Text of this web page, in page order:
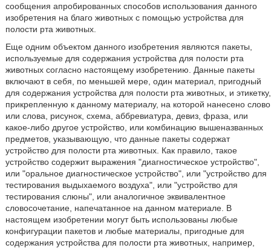
сообщения апробированных способов использования данного
изобретения на благо животных с помощью устройства для
полости рта животных.
Еще одним объектом данного изобретения являются пакеты,
используемые для содержания устройства для полости рта
животных согласно настоящему изобретению. Данные пакеты
включают в себя, по меньшей мере, один материал, пригодный
для содержания устройства для полости рта животных, и этикетку,
прикрепленную к данному материалу, на которой нанесено слово
или слова, рисунок, схема, аббревиатура, девиз, фраза, или
какое-либо другое устройство, или комбинацию вышеназванных
предметов, указывающую, что данные пакеты содержат
устройство для полости рта животных. Как правило, такое
устройство содержит выражения "диагностическое устройство",
или "оральное диагностическое устройство", или "устройство для
тестирования выдыхаемого воздуха", или "устройство для
тестирования слюны", или аналогичное эквивалентное
словосочетание, напечатанное на данном материале. В
настоящем изобретении могут быть использованы любые
конфигурации пакетов и любые материалы, пригодные для
содержания устройства для полости рта животных, например,